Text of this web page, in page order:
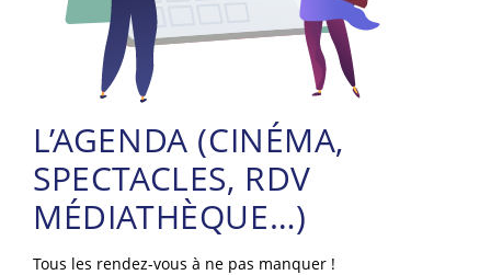
L’AGENDA (CINÉMA,
SPECTACLES, RDV
MÉDIATHÈQUE…)
Tous les rendez-vous à ne pas manquer !